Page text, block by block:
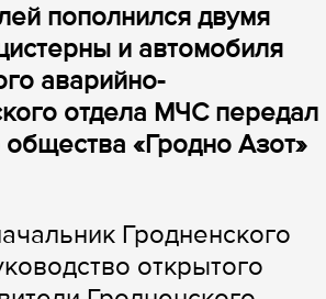
пополнился двумя
и автомобиля
аварийно-
отдела МЧС передал
«Гродно Азот»
Гродненского
открытого